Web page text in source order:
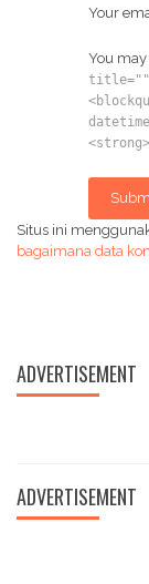
Your
You may
<strong>
Situs ini
bagaimana data
ADVERTISEMENT
ADVERTISEMENT